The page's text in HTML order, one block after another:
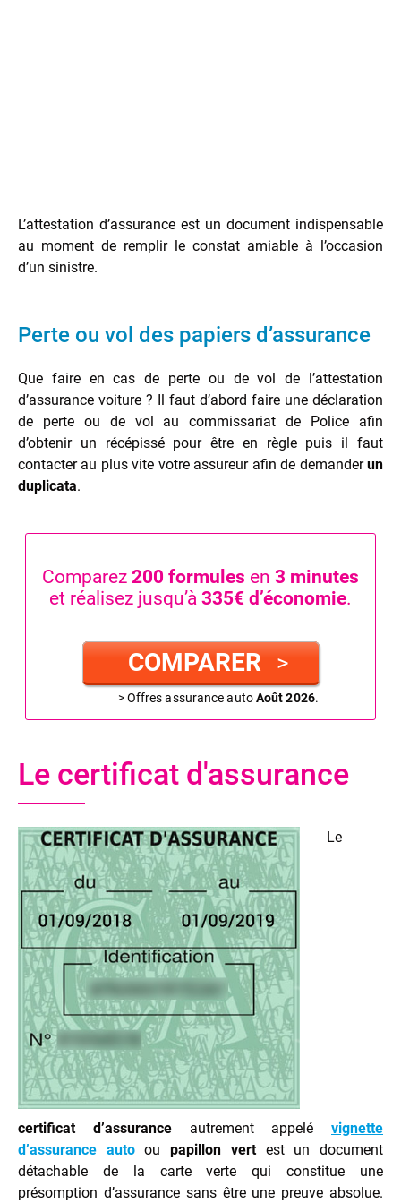
L’attestation d’assurance est un document indispensable
au moment de remplir le constat amiable à l’occasion
d’un sinistre.
Perte ou vol des papiers d’assurance
Que faire en cas de perte ou de vol de l’attestation
d’assurance voiture ? Il faut d’abord faire une déclaration
de perte ou de vol au commissariat de Police afin
d’obtenir un récépissé pour être en règle puis il faut
contacter au plus vite votre assureur afin de demanderun
duplicata.
Comparez 200 formules en 3 minutes
et réalisez jusqu’à 335€ d’économie.
COMPARER >
> Offres assurance autoAoût 2026.
Le certificat d'assurance
Le
certificat d’assurance autrement appelé vignette
d’assurance autooupapillon vertest un document
détachable de la carte verte qui constitue une
présomption d’assurance sans être une preuve absolue.